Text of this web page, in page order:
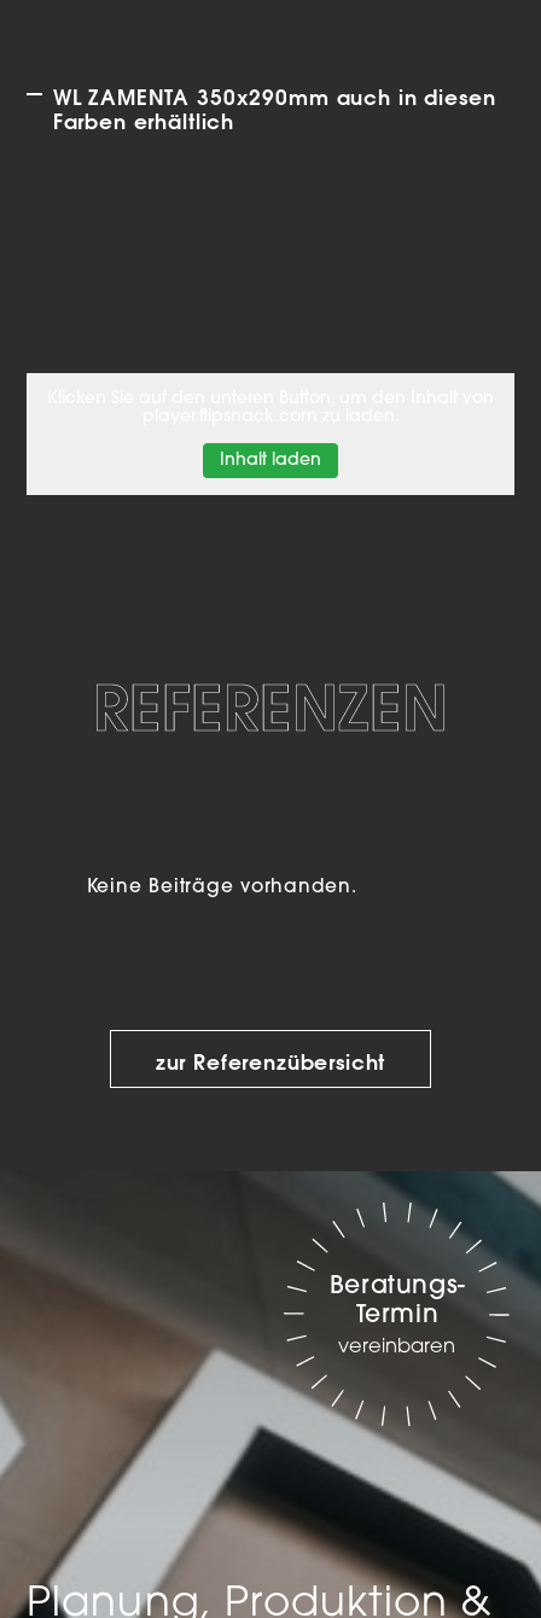
WL ZAMENTA 350x290mm auch in diesen
Farben erhältlich
Inhalt laden
REFERENZEN
Keine Beiträge vorhanden.
zur Referenzübersicht
Planung, Produktion &
Beratungs-
Termin
vereinbaren